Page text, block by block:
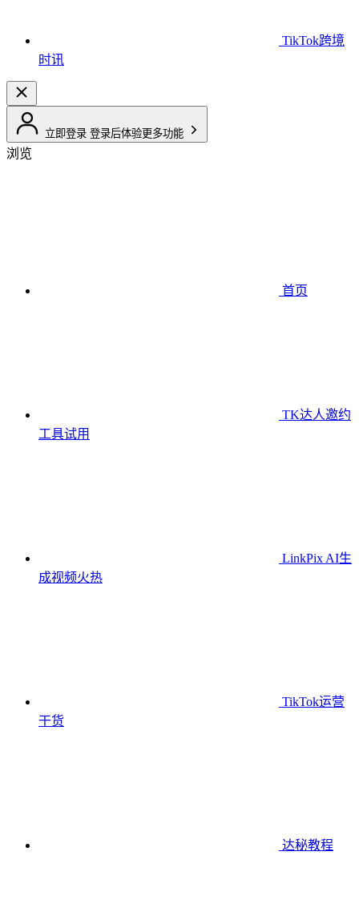
TikTok跨境
时讯
立即登录 登录后体验更多功能
浏览
首页
TK达人邀约
工具试用
LinkPix AI生
成视频火热
TikTok运营
干货
达秘教程